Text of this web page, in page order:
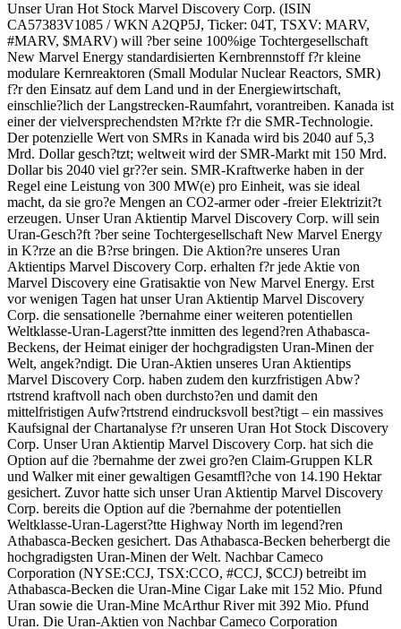
Unser Uran Hot Stock Marvel Discovery Corp. (ISIN
CA57383V1085 / WKN A2QP5J, Ticker: 04T, TSXV: MARV,
#MARV, $MARV) will ?ber seine 100%ige Tochtergesellschaft
New Marvel Energy standardisierten Kernbrennstoff f?r kleine
modulare Kernreaktoren (Small Modular Nuclear Reactors, SMR)
f?r den Einsatz auf dem Land und in der Energiewirtschaft,
einschlie?lich der Langstrecken-Raumfahrt, vorantreiben. Kanada ist
einer der vielversprechendsten M?rkte f?r die SMR-Technologie.
Der potenzielle Wert von SMRs in Kanada wird bis 2040 auf 5,3
Mrd. Dollar gesch?tzt; weltweit wird der SMR-Markt mit 150 Mrd.
Dollar bis 2040 viel gr??er sein. SMR-Kraftwerke haben in der
Regel eine Leistung von 300 MW(e) pro Einheit, was sie ideal
macht, da sie gro?e Mengen an CO2-armer oder -freier Elektrizit?t
erzeugen. Unser Uran Aktientip Marvel Discovery Corp. will sein
Uran-Gesch?ft ?ber seine Tochtergesellschaft New Marvel Energy
in K?rze an die B?rse bringen. Die Aktion?re unseres Uran
Aktientips Marvel Discovery Corp. erhalten f?r jede Aktie von
Marvel Discovery eine Gratisaktie von New Marvel Energy. Erst
vor wenigen Tagen hat unser Uran Aktientip Marvel Discovery
Corp. die sensationelle ?bernahme einer weiteren potentiellen
Weltklasse-Uran-Lagerst?tte inmitten des legend?ren Athabasca-
Beckens, der Heimat einiger der hochgradigsten Uran-Minen der
Welt, angek?ndigt. Die Uran-Aktien unseres Uran Aktientips
Marvel Discovery Corp. haben zudem den kurzfristigen Abw?
rtstrend kraftvoll nach oben durchsto?en und damit den
mittelfristigen Aufw?rtstrend eindrucksvoll best?tigt – ein massives
Kaufsignal der Chartanalyse f?r unseren Uran Hot Stock Discovery
Corp. Unser Uran Aktientip Marvel Discovery Corp. hat sich die
Option auf die ?bernahme der zwei gro?en Claim-Gruppen KLR
und Walker mit einer gewaltigen Gesamtfl?che von 14.190 Hektar
gesichert. Zuvor hatte sich unser Uran Aktientip Marvel Discovery
Corp. bereits die Option auf die ?bernahme der potentiellen
Weltklasse-Uran-Lagerst?tte Highway North im legend?ren
Athabasca-Becken gesichert. Das Athabasca-Becken beherbergt die
hochgradigsten Uran-Minen der Welt. Nachbar Cameco
Corporation (NYSE:CCJ, TSX:CCO, #CCJ, $CCJ) betreibt im
Athabasca-Becken die Uran-Mine Cigar Lake mit 152 Mio. Pfund
Uran sowie die Uran-Mine McArthur River mit 392 Mio. Pfund
Uran. Die Uran-Aktien von Nachbar Cameco Corporation